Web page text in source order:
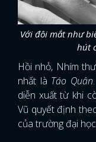
Với đôi mắt như
hút
Hồi nhỏ, Nhím
nhất là Táo Quân
diễn xuất từ khi
Vũ quyết định
của trường đại